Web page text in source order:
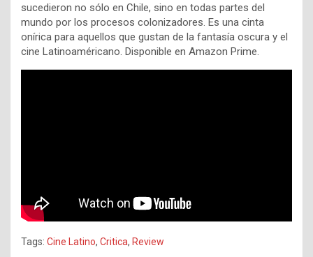
sucedieron no sólo en Chile, sino en todas partes del
mundo por los procesos colonizadores. Es una cinta
onírica para aquellos que gustan de la fantasía oscura y el
cine Latinoaméricano. Disponible en Amazon Prime.
Tags: Cine Latino, Critica, Review